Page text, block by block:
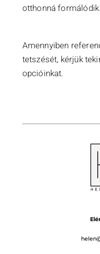
otthonná formálódik.
Amennyiben
tetszését, kérjük
opcióinkat.